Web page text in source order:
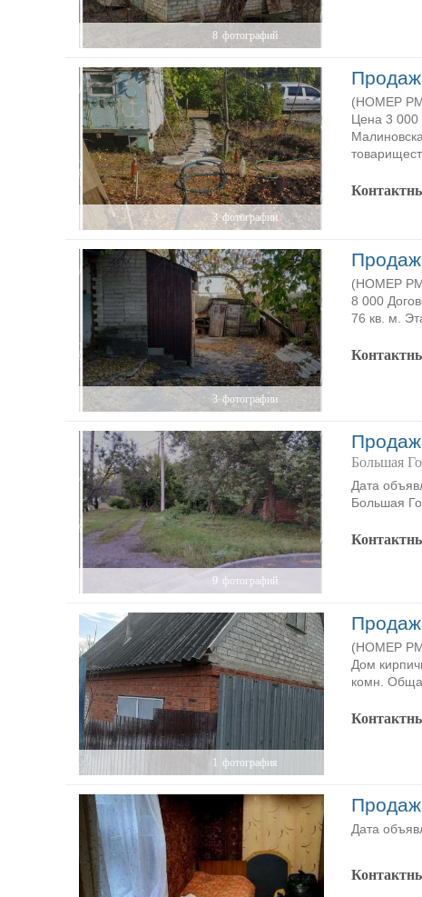
фотографий
8
фотографии
3
(НОМЕР
Цена 3 000
фотографии
3
(НОМЕР
8 000
76 кв. м.
фотографий
9
Большая
Дата
Большая
фотография
1
(НОМЕР
Дом
комн.
Дата